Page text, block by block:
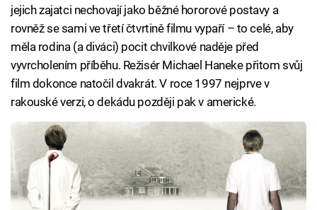
jejich zajatci nechovají jako běžné hororové postavy a
rovněž se sami ve třetí čtvrtině filmu vypaří – to celé, aby
měla rodina (a diváci) pocit chvilkové naděje před
vyvrcholením příběhu. Režisér Michael Haneke přitom svůj
film dokonce natočil dvakrát. V roce 1997 nejprve v
rakouské verzi, o dekádu později pak v americké.